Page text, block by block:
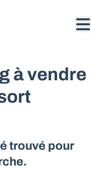
à vendre
trouvé pour